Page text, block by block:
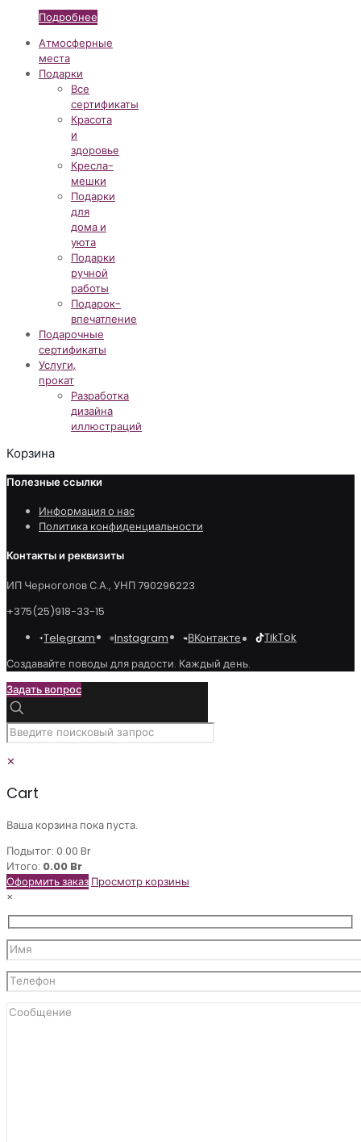
Подробнее
Атмосферные
места
Подарки
Все
сертификаты
Красота
и
здоровье
Кресла-
мешки
Подарки
для
дома и
уюта
Подарки
ручной
работы
Подарок-
впечатление
Подарочные
сертификаты
Услуги,
прокат
Разработка
дизайна
иллюстраций
Корзина
Полезные ссылки
Информация о нас
Политика конфиденциальности
Контакты и реквизиты
ИП Черноголов С.А., УНП 790296223
+375(25)918-33-15
Telegram
Instagram ВКонтакте
TikTok
Создавайте поводы для радости. Каждый день.
Задать вопрос
✕
Cart
Ваша корзина пока пуста.
Подытог: 0.00 Br
Итого: 0.00 Br
Оформить заказ Просмотр корзины
×